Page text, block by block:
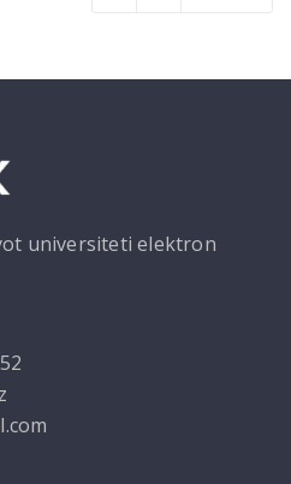
universiteti elektron